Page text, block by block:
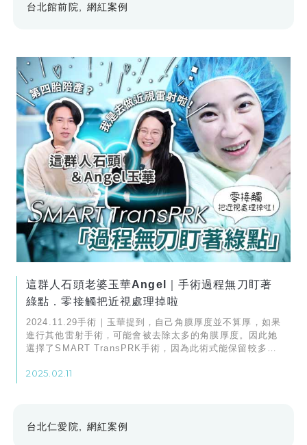
台北館前院 網紅案例
這群人石頭老婆玉華Angel｜手術過程無刀盯著
綠點．零接觸把近視處理掉啦
2024.11.29手術｜玉華提到，自己角膜厚度並不算厚，如果
進行其他雷射手術，可能會被去除太多的角膜厚度。因此她
選擇了SMART TransPRK手術，因為此術式能保留較多的
2025.02.11
台北仁愛院 網紅案例